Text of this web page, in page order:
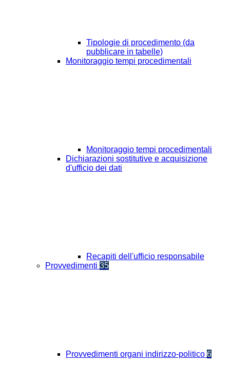
Tipologie di procedimento (da
pubblicare in tabelle)
Monitoraggio tempi procedimentali
Monitoraggio tempi procedimentali
Dichiarazioni sostitutive e acquisizione
d'ufficio dei dati
Recapiti dell'ufficio responsabile
Provvedimenti 35
Provvedimenti organi indirizzo-politico 6